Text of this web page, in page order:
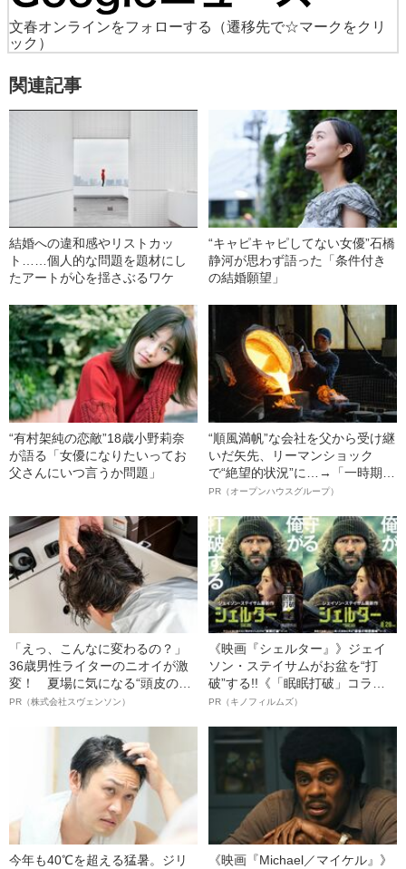
文春オンラインをフォローする
（遷移先で☆マークをクリ
ック）
関連記事
結婚への違和感やリストカッ
ト……個人的な問題を題材にし
たアートが心を揺さぶるワケ
“キャピキャピしてない女優”石橋
静河が思わず語った「条件付き
の結婚願望」
“有村架純の恋敵”18歳小野莉奈
が語る「女優になりたいってお
父さんにいつ言うか問題」
“順風満帆”な会社を父から受け継
いだ矢先、リーマンショック
で“絶望的状況”に…→「一時期は
納品3年待ち」のヒット商品を生
明かす、“逆転の戦術”
PR（オープンハウスグループ）
「えっ、こんなに変わるの？」
36歳男性ライターのニオイが激
変！ 夏場に気になる“頭皮のニ
オイ”や“ベタつき”を解消す
ト”が生み出した徹底ケアとは
PR（株式会社スヴェンソン）
《映画『シェルター』》ジェイ
ソン・ステイサムがお盆を“打
破”する!!《「眠眠打破」コラ
ボ》
PR（キノフィルムズ）
今年も40℃を超える猛暑。ジリ
《映画『Michael／マイケル』》